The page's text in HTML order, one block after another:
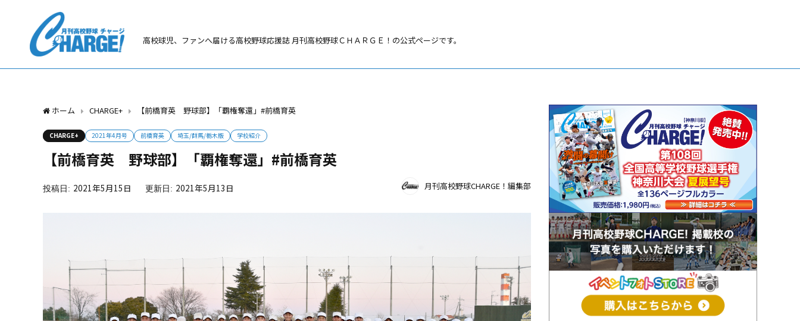
高校球児、ファンへ届ける高校野球応援誌 月刊高校野球ＣＨＡＲＧＥ！の公式ページです。
ホーム CHARGE+ 【前橋育英 野球部】「覇権奪還」#前橋育英
CHARGE+ 2021年4月号 前橋育英 埼玉/群馬/栃木版 学校紹介
【前橋育英 野球部】「覇権奪還」#前橋育英
2021年5月15日 2021年5月13日 月刊高校野球CHARGE！編集部